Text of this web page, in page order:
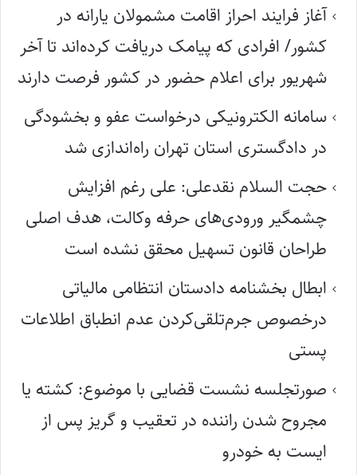
آغاز فرایند احراز اقامت مشمولان یارانه در
کشور/ افرادی که پیامک دریافت کرده‌اند تا آخر
شهریور برای اعلام حضور در کشور فرصت دارند
سامانه الکترونیکی درخواست عفو و بخشودگی
در دادگستری استان تهران راه‌اندازی شد
حجت السلام نقدعلی: علی رغم افزایش
چشمگیر ورودی‌های حرفه وکالت، هدف اصلی
طراحان قانون تسهیل محقق نشده است
ابطال بخشنامه دادستان انتظامی مالیاتی
درخصوص جرم‌تلقی‌کردن عدم انطباق اطلاعات
پستی
صورتجلسه نشست قضایی با موضوع: کشته یا
مجروح شدن راننده در تعقیب و گریز پس از
ایست به خودرو